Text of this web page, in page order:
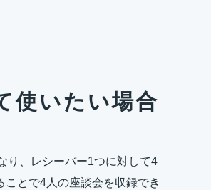
使いたい場合
り、レシーバー1つに対して4
とで4人の座談会を収録でき